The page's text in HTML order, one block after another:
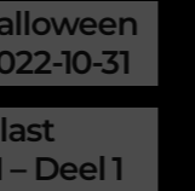
10-31
Deel 1